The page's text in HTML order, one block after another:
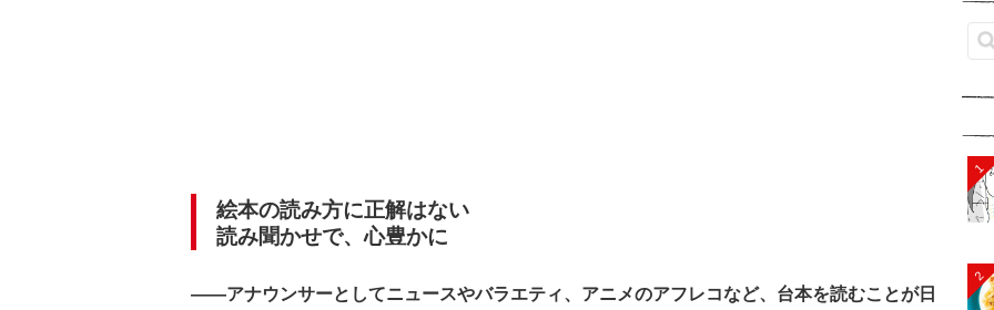
絵本の読み方に正解はない
読み聞かせで、心豊かに
――アナウンサーとしてニュースやバラエティ、アニメのアフレコなど、台本を読むことが日
1
2